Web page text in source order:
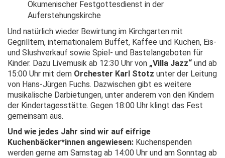
Ökumenischer Festgottesdienst in der
Auferstehungskirche
Und natürlich wieder Bewirtung im Kirchgarten mit
Gegrilltem, internationalem Buffet, Kaffee und Kuchen, Eis-
und Slushverkauf sowie Spiel- und Bastelangeboten für
Kinder. Dazu Livemusik ab 12:30 Uhr von „Villa Jazz“ und ab
15:00 Uhr mit dem Orchester Karl Stotz unter der Leitung
von Hans-Jürgen Fuchs. Dazwischen gibt es weitere
musikalische Darbietungen, unter anderem von den Kindern
der Kindertagesstätte. Gegen 18:00 Uhr klingt das Fest
gemeinsam aus.
Und wie jedes Jahr sind wir auf eifrige
Kuchenbäcker*innen angewiesen: Kuchenspenden
werden gerne am Samstag ab 14:00 Uhr und am Sonntag ab